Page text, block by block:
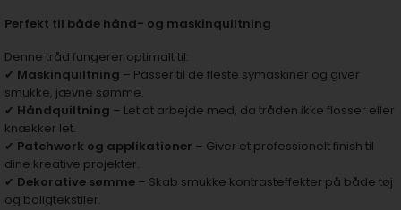
Perfekt til både hånd- og maskinquiltning
Denne tråd fungerer optimalt til:
✔ Maskinquiltning – Passer til de fleste symaskiner og giver
smukke, jævne sømme.
✔ Håndquiltning – Let at arbejde med, da tråden ikke flosser eller
knækker let.
✔ Patchwork og applikationer – Giver et professionelt finish til
dine kreative projekter.
✔ Dekorative sømme – Skab smukke kontrasteffekter på både tøj
og boligtekstiler.